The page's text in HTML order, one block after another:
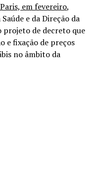
em fevereiro,
e da Direção da
projeto de decreto que
e fixação de preços
no âmbito da